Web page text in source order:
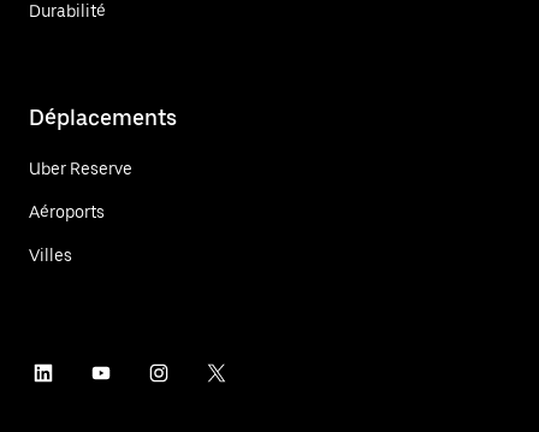
Durabilité
Déplacements
Uber Reserve
Aéroports
Villes